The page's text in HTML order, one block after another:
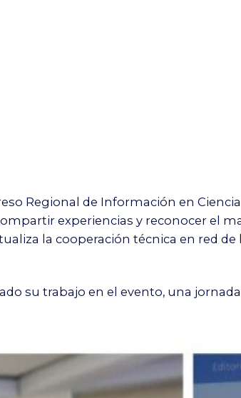
Regional de Información en
experiencias y reconocer el
la cooperación técnica en red de
su trabajo en el evento, una